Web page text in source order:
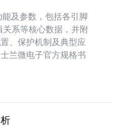
及参数，包括各引脚
系等核心数据，并附
、保护机制及典型应
兰微电子官方规格书